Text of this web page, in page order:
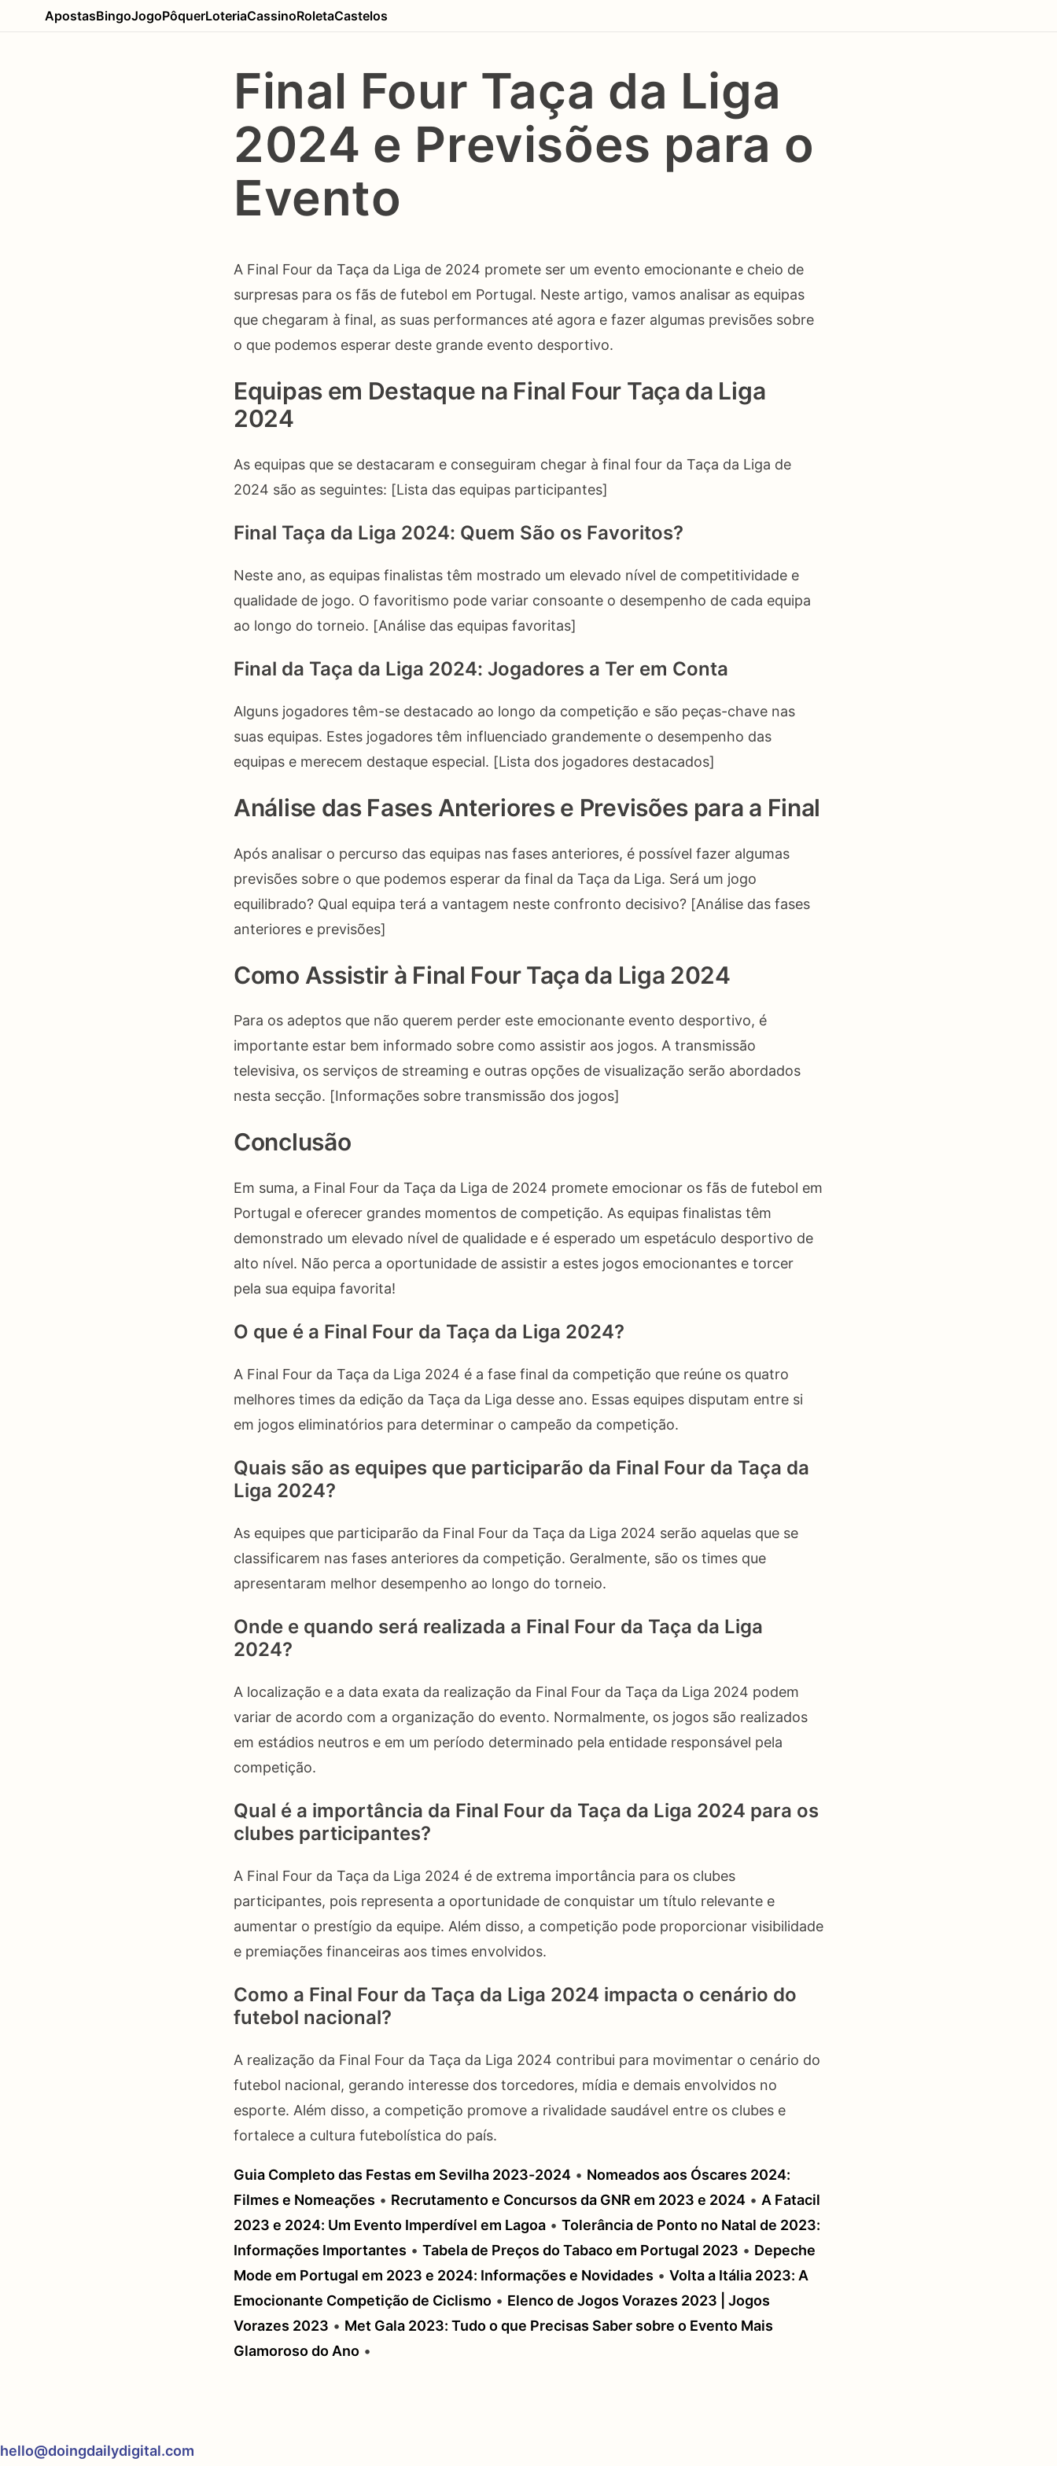
ApostasBingoJogoPôquerLoteriaCassinoRoletaCastelos
Final Four Taça da Liga
2024 e Previsões para o
Evento
A Final Four da Taça da Liga de 2024 promete ser um evento emocionante e cheio de
surpresas para os fãs de futebol em Portugal. Neste artigo, vamos analisar as equipas
que chegaram à final, as suas performances até agora e fazer algumas previsões sobre
o que podemos esperar deste grande evento desportivo.
Equipas em Destaque na Final Four Taça da Liga
2024
As equipas que se destacaram e conseguiram chegar à final four da Taça da Liga de
2024 são as seguintes: [Lista das equipas participantes]
Final Taça da Liga 2024: Quem São os Favoritos?
Neste ano, as equipas finalistas têm mostrado um elevado nível de competitividade e
qualidade de jogo. O favoritismo pode variar consoante o desempenho de cada equipa
ao longo do torneio. [Análise das equipas favoritas]
Final da Taça da Liga 2024: Jogadores a Ter em Conta
Alguns jogadores têm-se destacado ao longo da competição e são peças-chave nas
suas equipas. Estes jogadores têm influenciado grandemente o desempenho das
equipas e merecem destaque especial. [Lista dos jogadores destacados]
Análise das Fases Anteriores e Previsões para a Final
Após analisar o percurso das equipas nas fases anteriores, é possível fazer algumas
previsões sobre o que podemos esperar da final da Taça da Liga. Será um jogo
equilibrado? Qual equipa terá a vantagem neste confronto decisivo? [Análise das fases
anteriores e previsões]
Como Assistir à Final Four Taça da Liga 2024
Para os adeptos que não querem perder este emocionante evento desportivo, é
importante estar bem informado sobre como assistir aos jogos. A transmissão
televisiva, os serviços de streaming e outras opções de visualização serão abordados
nesta secção. [Informações sobre transmissão dos jogos]
Conclusão
Em suma, a Final Four da Taça da Liga de 2024 promete emocionar os fãs de futebol em
Portugal e oferecer grandes momentos de competição. As equipas finalistas têm
demonstrado um elevado nível de qualidade e é esperado um espetáculo desportivo de
alto nível. Não perca a oportunidade de assistir a estes jogos emocionantes e torcer
pela sua equipa favorita!
O que é a Final Four da Taça da Liga 2024?
A Final Four da Taça da Liga 2024 é a fase final da competição que reúne os quatro
melhores times da edição da Taça da Liga desse ano. Essas equipes disputam entre si
em jogos eliminatórios para determinar o campeão da competição.
Quais são as equipes que participarão da Final Four da Taça da
Liga 2024?
As equipes que participarão da Final Four da Taça da Liga 2024 serão aquelas que se
classificarem nas fases anteriores da competição. Geralmente, são os times que
apresentaram melhor desempenho ao longo do torneio.
Onde e quando será realizada a Final Four da Taça da Liga
2024?
A localização e a data exata da realização da Final Four da Taça da Liga 2024 podem
variar de acordo com a organização do evento. Normalmente, os jogos são realizados
em estádios neutros e em um período determinado pela entidade responsável pela
competição.
Qual é a importância da Final Four da Taça da Liga 2024 para os
clubes participantes?
A Final Four da Taça da Liga 2024 é de extrema importância para os clubes
participantes, pois representa a oportunidade de conquistar um título relevante e
aumentar o prestígio da equipe. Além disso, a competição pode proporcionar visibilidade
e premiações financeiras aos times envolvidos.
Como a Final Four da Taça da Liga 2024 impacta o cenário do
futebol nacional?
A realização da Final Four da Taça da Liga 2024 contribui para movimentar o cenário do
futebol nacional, gerando interesse dos torcedores, mídia e demais envolvidos no
esporte. Além disso, a competição promove a rivalidade saudável entre os clubes e
fortalece a cultura futebolística do país.
Guia Completo das Festas em Sevilha 2023-2024 • Nomeados aos Óscares 2024:
Filmes e Nomeações • Recrutamento e Concursos da GNR em 2023 e 2024 • A Fatacil
2023 e 2024: Um Evento Imperdível em Lagoa • Tolerância de Ponto no Natal de 2023:
Informações Importantes • Tabela de Preços do Tabaco em Portugal 2023 • Depeche
Mode em Portugal em 2023 e 2024: Informações e Novidades • Volta a Itália 2023: A
Emocionante Competição de Ciclismo • Elenco de Jogos Vorazes 2023 | Jogos
Vorazes 2023 • Met Gala 2023: Tudo o que Precisas Saber sobre o Evento Mais
Glamoroso do Ano •
hello@doingdailydigital.com